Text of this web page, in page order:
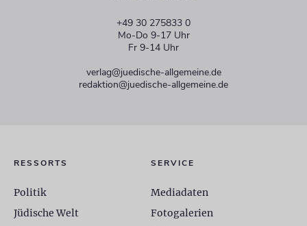
+49 30 275833 0
Mo-Do 9-17 Uhr
Fr 9-14 Uhr
verlag@juedische-allgemeine.de
redaktion@juedische-allgemeine.de
RESSORTS
Politik
Jüdische Welt
SERVICE
Mediadaten
Fotogalerien